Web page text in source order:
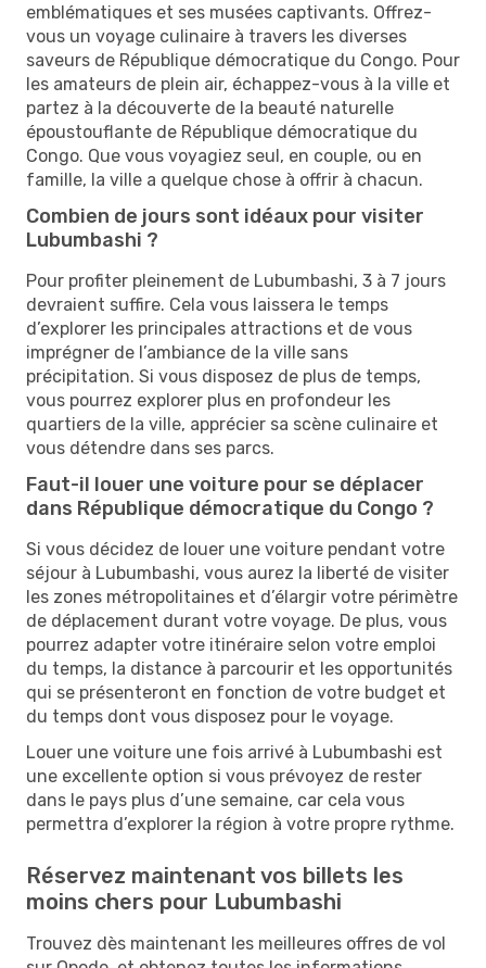
emblématiques et ses musées captivants. Offrez-
vous un voyage culinaire à travers les diverses
saveurs de République démocratique du Congo. Pour
les amateurs de plein air, échappez-vous à la ville et
partez à la découverte de la beauté naturelle
époustouflante de République démocratique du
Congo. Que vous voyagiez seul, en couple, ou en
famille, la ville a quelque chose à offrir à chacun.
Combien de jours sont idéaux pour visiter
Lubumbashi ?
Pour profiter pleinement de Lubumbashi, 3 à 7 jours
devraient suffire. Cela vous laissera le temps
d’explorer les principales attractions et de vous
imprégner de l’ambiance de la ville sans
précipitation. Si vous disposez de plus de temps,
vous pourrez explorer plus en profondeur les
quartiers de la ville, apprécier sa scène culinaire et
vous détendre dans ses parcs.
Faut-il louer une voiture pour se déplacer
dans République démocratique du Congo ?
Si vous décidez de louer une voiture pendant votre
séjour à Lubumbashi, vous aurez la liberté de visiter
les zones métropolitaines et d’élargir votre périmètre
de déplacement durant votre voyage. De plus, vous
pourrez adapter votre itinéraire selon votre emploi
du temps, la distance à parcourir et les opportunités
qui se présenteront en fonction de votre budget et
du temps dont vous disposez pour le voyage.
Louer une voiture une fois arrivé à Lubumbashi est
une excellente option si vous prévoyez de rester
dans le pays plus d’une semaine, car cela vous
permettra d’explorer la région à votre propre rythme.
Réservez maintenant vos billets les
moins chers pour Lubumbashi
Trouvez dès maintenant les meilleures offres de vol